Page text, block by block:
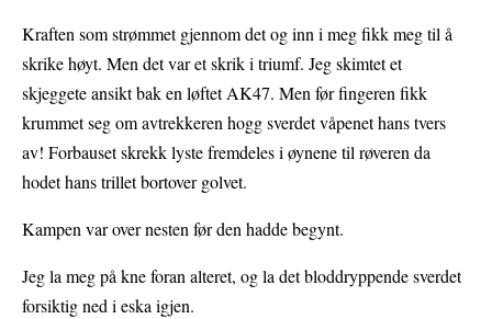
Kraften som strømmet gjennom det og inn i meg fikk meg til å
skrike høyt. Men det var et skrik i triumf. Jeg skimtet et
skjeggete ansikt bak en løftet AK47. Men før fingeren fikk
krummet seg om avtrekkeren hogg sverdet våpenet hans tvers
av! Forbauset skrekk lyste fremdeles i øynene til røveren da
hodet hans trillet bortover golvet.
Kampen var over nesten før den hadde begynt.
Jeg la meg på kne foran alteret, og la det bloddryppende sverdet
forsiktig ned i eska igjen.